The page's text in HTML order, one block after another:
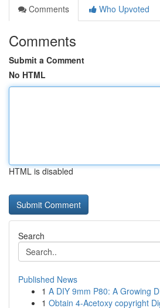
Comments
Who Upvoted
Comments
Submit a Comment
No HTML
HTML is disabled
Search
Published News
1 A DIY 9mm P80: A Growing
1 Obtain 4-Acetoxy copyright